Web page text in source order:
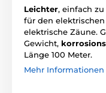
Leichter, einfach
für den
elektrische Zäune.
Gewicht,
Länge 100 Meter.
Mehr Informationen